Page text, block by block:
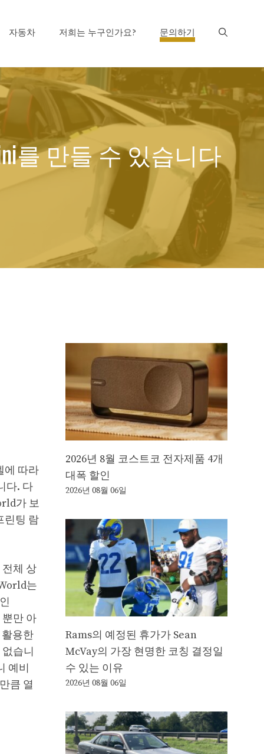
자동차 저희는 누구인가요? 문의하기
를 만들 수 있습니다
에 따라
다. 다
가 보
린팅 람
체 상
는
만 아
용한
습니
예비
큼 열
2026년 8월 코스트코 전자제품 4개
대폭 할인
2026년 08월 06일
Rams의 예정된 휴가가 Sean
McVay의 가장 현명한 코칭 결정일
수 있는 이유
2026년 08월 06일